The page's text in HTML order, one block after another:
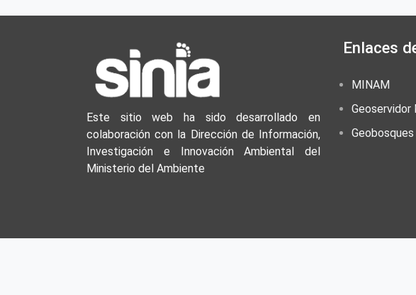
Este sitio web ha sido desarrollado en
colaboración con la Dirección de Información,
Investigación e Innovación Ambiental del
Ministerio del Ambiente
Enlaces
MINAM
Geoservidor